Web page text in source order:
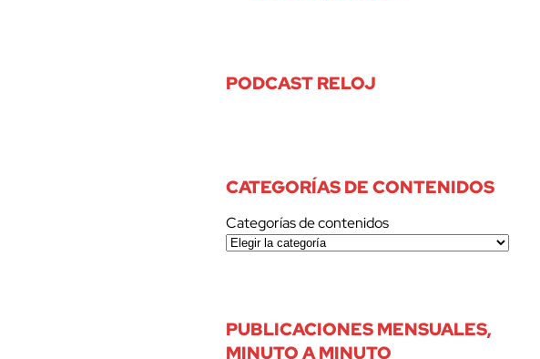
PODCAST RELOJ
CATEGORÍAS DE CONTENIDOS
Categorías de contenidos
PUBLICACIONES MENSUALES,
MINUTO A MINUTO